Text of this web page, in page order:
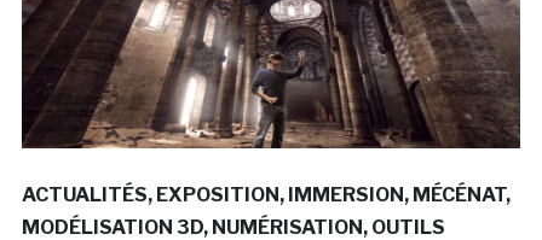
ACTUALITÉS EXPOSITION IMMERSION MÉCÉNAT
MODÉLISATION 3D NUMÉRISATION OUTILS